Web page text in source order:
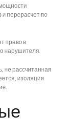
перерасчет по
право в
нарушителя.
не рассчитанная
изоляция